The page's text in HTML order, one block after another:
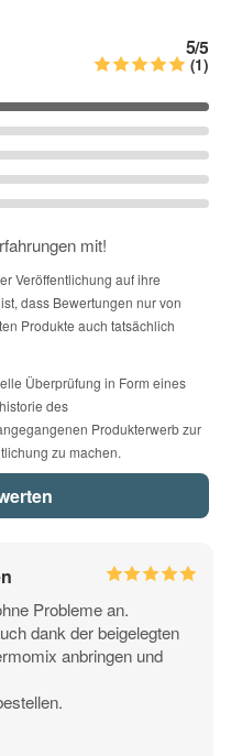
10 - pink
16 - hellblau
28 - dunkelgrau
Folienaufklebers
- Nano
- etc. )
5/5
(1)
mit!
Veröffentlichung auf ihre
dass Bewertungen nur von
Produkte auch tatsächlich
Überprüfung in Form eines
des
Produkterwerb zur
zu machen.
Probleme an.
dank der beigelegten
anbringen und